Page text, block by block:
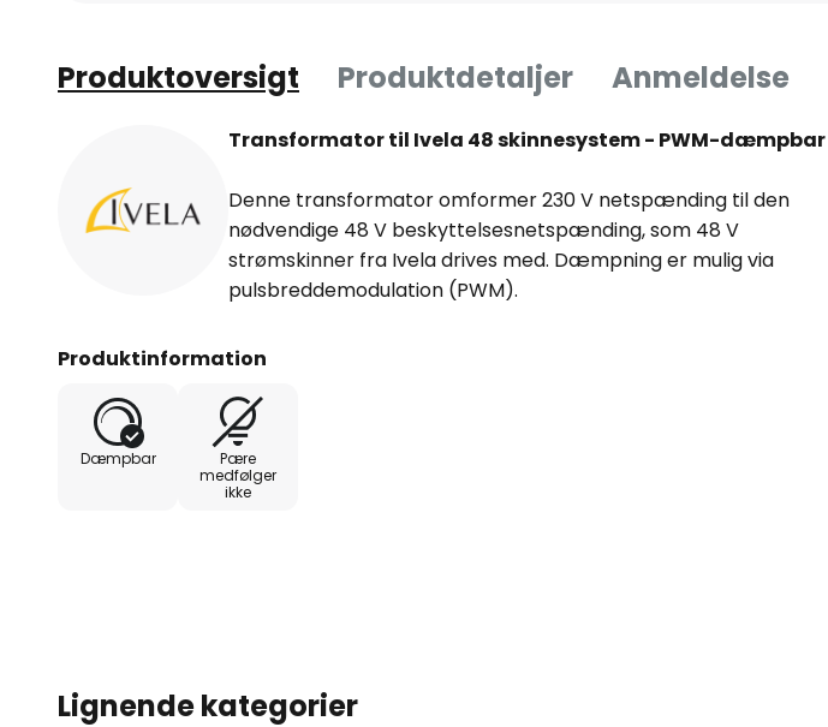
Produktoversigt Produktdetaljer Anmeldelse
Transformator til Ivela 48 skinnesystem - PWM-dæmpbar
Denne transformator omformer 230 V netspænding til den
nødvendige 48 V beskyttelsesnetspænding, som 48 V
strømskinner fra Ivela drives med. Dæmpning er mulig via
pulsbreddemodulation (PWM).
Produktinformation
Dæmpbar
Pære
medfølger
ikke
Lignende kategorier